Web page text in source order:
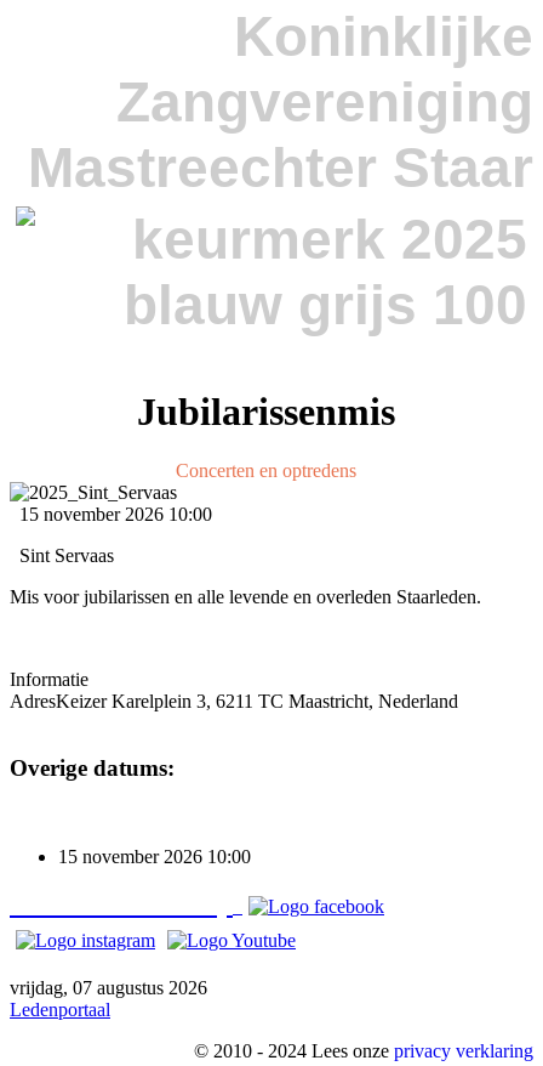
Koninklijke
Zangvereniging
Mastreechter Staar
Jubilarissenmis
Concerten en optredens
15 november 2026 10:00
Sint Servaas
Mis voor jubilarissen en alle levende en overleden Staarleden.
Informatie
AdresKeizer Karelplein 3, 6211 TC Maastricht, Nederland
Overige datums:
15 november 2026 10:00
vrijdag, 07 augustus 2026
Ledenportaal
© 2010 - 2024 Lees onze privacy verklaring